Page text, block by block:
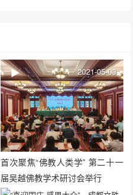
首次聚焦“佛教人类学” 第二十一
届吴越佛教学术研讨会举行
2021-05-03